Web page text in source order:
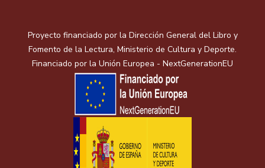
Proyecto financiado por la Dirección General del Libro y
Fomento de la Lectura, Ministerio de Cultura y Deporte.
Financiado por la Unión Europea - NextGenerationEU